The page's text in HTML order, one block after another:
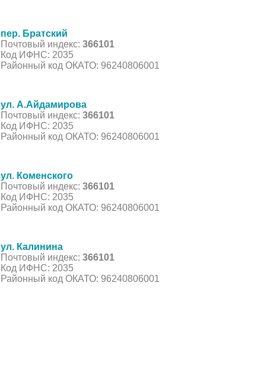
пер. Братский
Почтовый индекс: 366101
Код ИФНС: 2035
Районный код ОКАТО: 96240806001
ул. А.Айдамирова
Почтовый индекс: 366101
Код ИФНС: 2035
Районный код ОКАТО: 96240806001
ул. Коменского
Почтовый индекс: 366101
Код ИФНС: 2035
Районный код ОКАТО: 96240806001
ул. Калинина
Почтовый индекс: 366101
Код ИФНС: 2035
Районный код ОКАТО: 96240806001